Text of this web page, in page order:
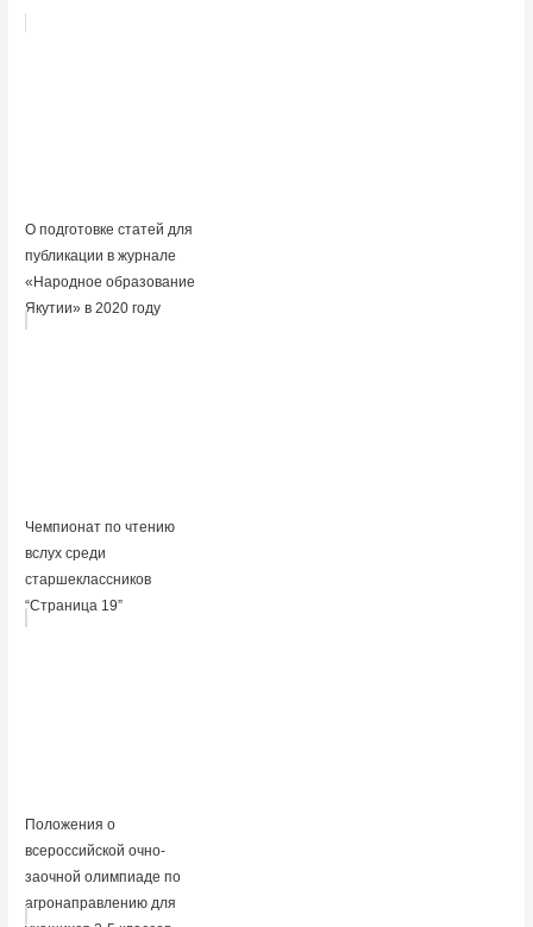
О подготовке статей для
публикации в журнале
«Народное образование
Якутии» в 2020 году
Чемпионат по чтению
вслух среди
старшеклассников
“Страница 19”
Положения о
всероссийской очно-
заочной олимпиаде по
агронаправлению для